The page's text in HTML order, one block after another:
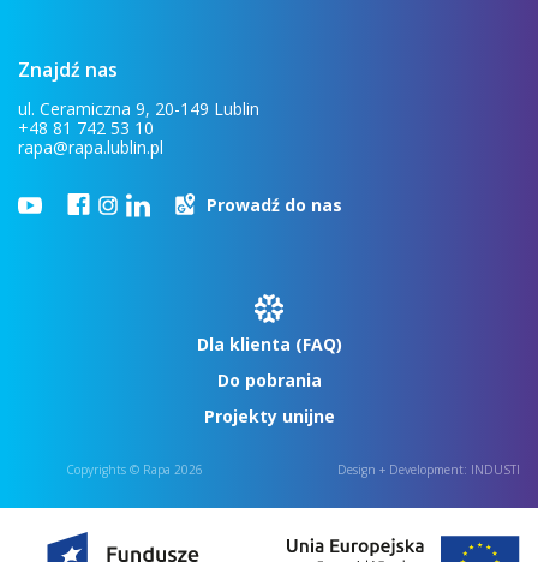
Znajdź nas
ul. Ceramiczna 9, 20-149 Lublin
+48 81 742 53 10
rapa@rapa.lublin.pl
Prowadź do nas
Dla klienta (FAQ)
Do pobrania
Projekty unijne
Copyrights © Rapa 2026 Design + Development: INDUSTI